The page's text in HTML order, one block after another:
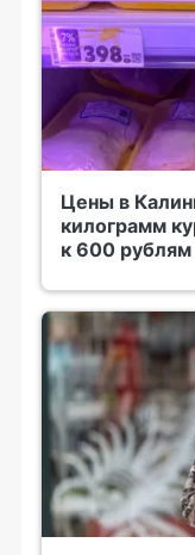
Цены в
килограмм
к 600 рублям